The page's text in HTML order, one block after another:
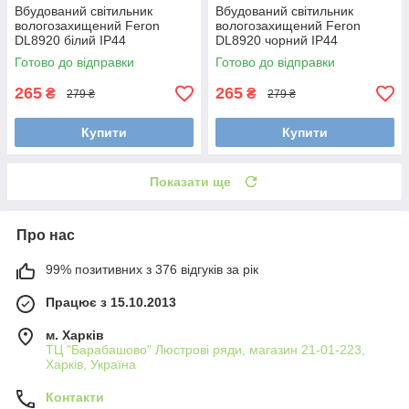
Вбудований світильник
вологозахищений Feron
DL8920 білий IP44
Готово до відправки
265 ₴ 279 ₴
Купити
Вбудований світильник
вологозахищений Feron
DL8920 чорний IP44
Готово до відправки
265 ₴ 279 ₴
Купити
Показати ще
Про нас
99% позитивних з 376 відгуків за рік
Працює з 15.10.2013
м. Харків
ТЦ "Барабашово" Люстрові ряди, магазин 21-01-223,
Харків, Україна
Контакти